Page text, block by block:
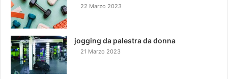
22 Marzo 2023
jogging da palestra da donna
21 Marzo 2023